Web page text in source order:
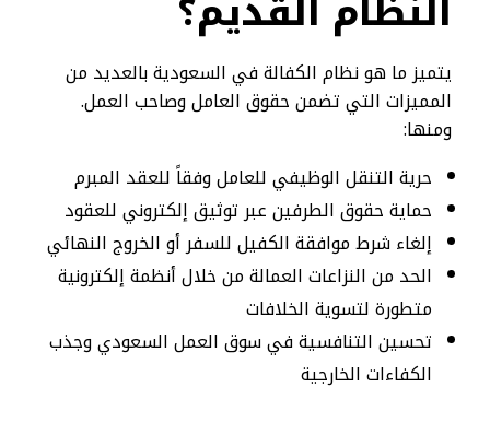
يتميز ما هو نظام الكفالة في السعودية بالعديد من
المميزات التي تضمن حقوق العامل وصاحب العمل.
ومنها:
حرية التنقل الوظيفي للعامل وفقاً للعقد المبرم
حماية حقوق الطرفين عبر توثيق إلكتروني للعقود
إلغاء شرط موافقة الكفيل للسفر أو الخروج النهائي
الحد من النزاعات العمالة من خلال أنظمة إلكترونية
متطورة لتسوية الخلافات
تحسين التنافسية في سوق العمل السعودي وجذب
الكفاءات الخارجية